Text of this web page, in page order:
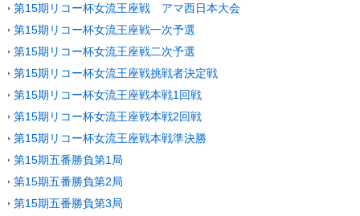
第15期リコー杯女流王座戦 アマ西日本大会
第15期リコー杯女流王座戦一次予選
第15期リコー杯女流王座戦二次予選
第15期リコー杯女流王座戦挑戦者決定戦
第15期リコー杯女流王座戦本戦1回戦
第15期リコー杯女流王座戦本戦2回戦
第15期リコー杯女流王座戦本戦準決勝
第15期五番勝負第1局
第15期五番勝負第2局
第15期五番勝負第3局